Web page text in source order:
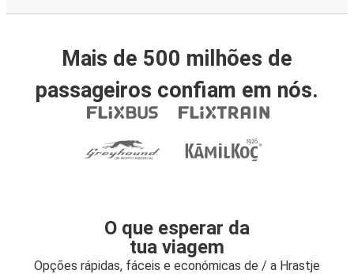
Mais de 500 milhões de
passageiros confiam em nós.
O que esperar da
tua viagem
Opções rápidas, fáceis e económicas de / a Hrastje